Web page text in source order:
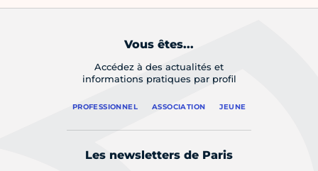
Vous êtes...
Accédez à des actualités et
informations pratiques par profil
PROFESSIONNEL ASSOCIATION JEUNE
Les newsletters de Paris